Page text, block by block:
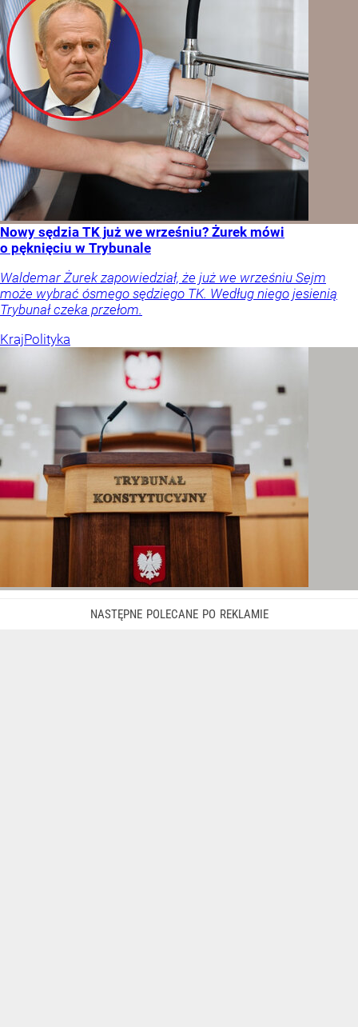
Nowy sędzia TK już we wrześniu? Żurek mówi
o pęknięciu w Trybunale
Waldemar Żurek zapowiedział, że już we wrześniu Sejm
może wybrać ósmego sędziego TK. Według niego jesienią
Trybunał czeka przełom.
KrajPolityka